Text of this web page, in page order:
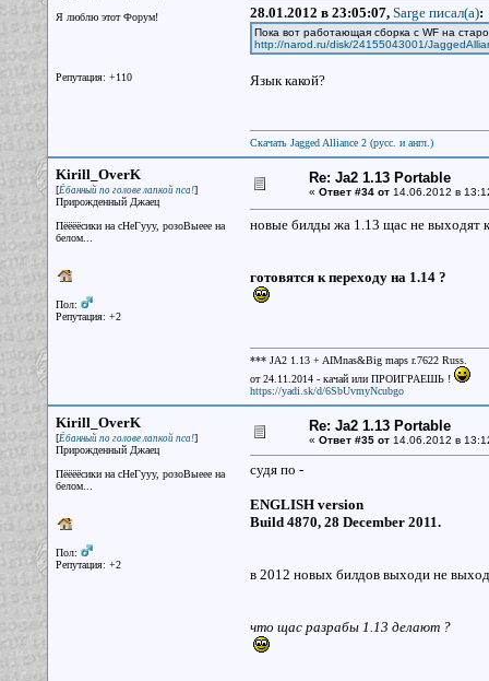
Я люблю этот Форум!
Репутация: +110
28.01.2012 в 23:05:07, Sarge писал(a):
Пока вот работающая сборка с WF на
http://narod.ru/disk/24155043001/
Язык какой?
Скачать Jagged Alliance 2 (русс. и англ.)
Kirill_OverK
[Ёбанный по голове лапкой пса!]
Прирожденный Джаец
Пёёёёсики на сНеГууу, розоВыеее на
белом...
Пол:
Репутация: +2
Re: Ja2 1.13 Portable
« Ответ #34 от14.06.2012 в
новые билды жа 1.13 щас не выходят
готовятся к переходу на 1.14 ?
*** JA2 1.13 + AIMnas&Big maps r.7622 Russ.
от 24.11.2014 - качай или ПРОИГРАЕШЬ !
https://yadi.sk/d/6SbUvmyNcubgo
Kirill_OverK
[Ёбанный по голове лапкой пса!]
Прирожденный Джаец
Пёёёёсики на сНеГууу, розоВыеее на
белом...
Пол:
Репутация: +2
Re: Ja2 1.13 Portable
« Ответ #35 от14.06.2012 в
судя по -
ENGLISH version
Build 4870, 28 December 2011.
в 2012 новых билдов выходи не
что щас разрабы 1.13 делают ?